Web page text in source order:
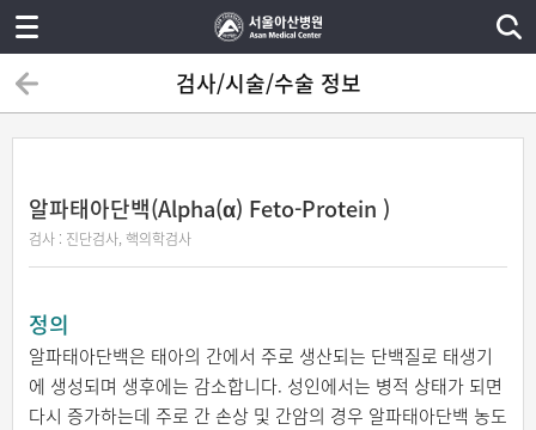
검사/시술/수술 정보
알파태아단백(Alpha(α) Feto-Protein )
검사 : 진단검사, 핵의학검사
정의
알파태아단백은 태아의 간에서 주로 생산되는 단백질로 태생기
에 생성되며 생후에는 감소합니다. 성인에서는 병적 상태가 되면
다시 증가하는데 주로 간 손상 및 간암의 경우 알파태아단백 농도